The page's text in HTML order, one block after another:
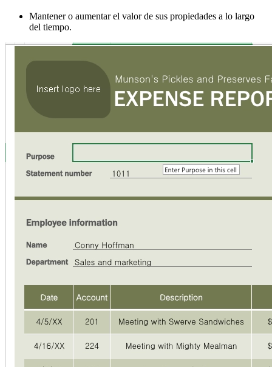
Mantener o aumentar el valor de sus propiedades a lo largo
del tiempo.